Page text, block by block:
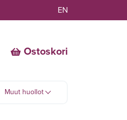
EN
Ostoskori
Muut huollot